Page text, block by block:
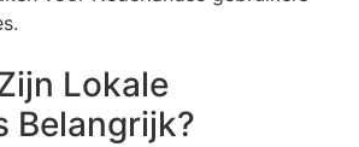
Lokale
Belangrijk?